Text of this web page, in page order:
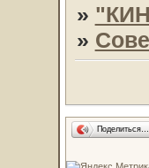
»
»
Поделиться…